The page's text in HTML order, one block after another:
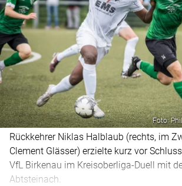
Foto:
Rückkehrer Niklas Halblaub (rechts, im
Clement Glässer) erzielte kurz vor
VfL Birkenau im Kreisoberliga-Duell mit
Abtsteinach.